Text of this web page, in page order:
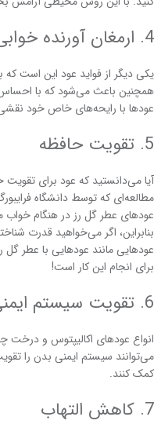
4. ارمغان آورنده خوابی آرام
یکی دیگر از فواید عود این است که
همچنین باعث می‌شود که با احساس
عودها با رایحه‌های خاص خود
5. تقویت حافظه
آیا می‌دانستید که عود برای تقویت
مطالعه‌ای که توسط دانشگاه
عودهای عطر گل رز در هنگام خواب
بنابراین، اگر می‌خواهید قدرت
عودهایی مانند عودهایی با عطر
برای انجام این کار است!
6. تقویت سیستم ایمنی
انواع عودهای اکالیپتوس و
می‌توانند سیستم ایمنی بدن را
کمک کنند.
7. کاهش التهاب